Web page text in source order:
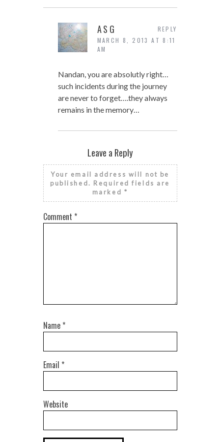
ASG
MARCH 8, 2013 AT 8:11
AM
Nandan, you are absolutly right…
such incidents during the journey
are never to forget….they always
remains in the memory…
REPLY
Leave a Reply
Your email address will not be
published. Required fields are
marked *
Comment *
Name *
Email *
Website